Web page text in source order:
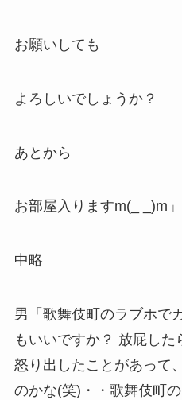
お願いしても
よろしいでしょうか？
あとから
お部屋入りますm(_ _)m」
中略
男「歌舞伎町のラブホで
もいいですか？ 放屁し
怒り出したことがあって
のかな(笑)・・歌舞伎町